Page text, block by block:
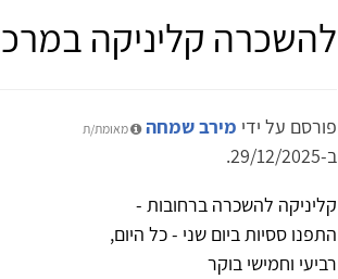
להשכרה קליניקה
פורסם על ידי מירב שמחה מאומת/ת
ב-29/12/2025.
קליניקה להשכרה ברחובות -
התפנו ססיות ביום שני - כל היום,
רביעי וחמישי בוקר